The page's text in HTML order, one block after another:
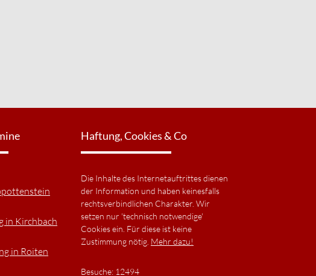
in Kirchbach
in Roiten
Haftung, Cookies & Co
Die Inhalte des Internetauftrittes dienen
der Information und haben keinesfalls
rechtsverbindlichen Charakter. Wir
setzen nur 'technisch notwendige'
Cookies ein. Für diese ist keine
Zustimmung nötig. Mehr dazu!
Besuche: 12494